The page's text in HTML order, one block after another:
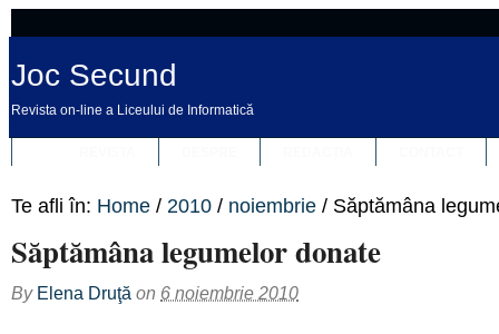
Joc Secund
Revista on-line a Liceului de Informatică
Te afli în: Home / 2010 / noiembrie / Săptămâna
Săptămâna legumelor donate
By Elena Druţă on 6 noiembrie 2010